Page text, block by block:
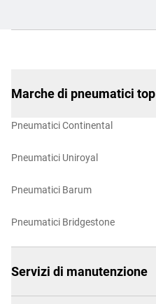
Marche di pneumatici top
Pneumatici Continental
Pneumatici Uniroyal
Pneumatici Barum
Pneumatici Bridgestone
Servizi di manutenzione